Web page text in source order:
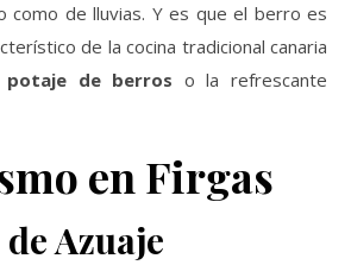
como de lluvias. Y es que el berro es
de la cocina tradicional canaria
potaje de berros o la refrescante
en Firgas
Azuaje